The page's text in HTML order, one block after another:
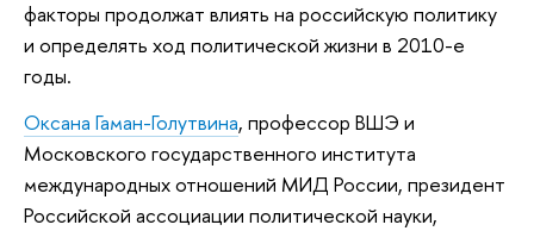
факторы продолжат влиять на российскую политику
и определять ход политической жизни в 2010-е
годы.
Оксана Гаман-Голутвина, профессор ВШЭ и
Московского государственного института
международных отношений МИД России, президент
Российской ассоциации политической науки,